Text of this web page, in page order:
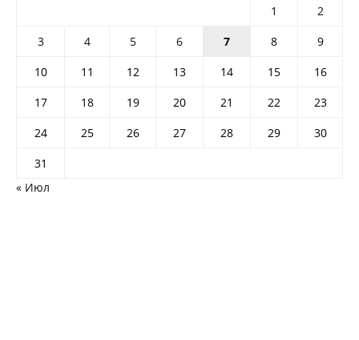
1
2
3
4 5 6 7 8
9
10
11 12 13 14 15
16
17
18 19 20 21 22
23
24
25 26 27 28 29
30
31
« Июл